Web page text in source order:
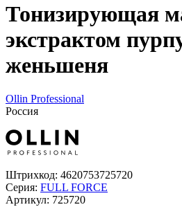
Тонизирующая
экстрактом
женьшеня
Ollin Professional
Россия
Штрихкод: 4620753725720
Серия: FULL FORCE
Артикул: 725720